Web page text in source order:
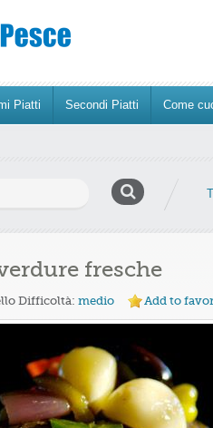
Piatti Secondi Piatti Come
fresche
Difficoltà: medio Add to